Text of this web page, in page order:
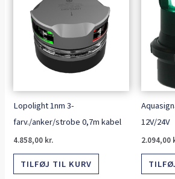
Lopolight 1nm 3-
farv./anker/strobe 0,7m kabel
4.858,00 kr.
TILFØJ TIL KURV
12V/24V
2.094,00